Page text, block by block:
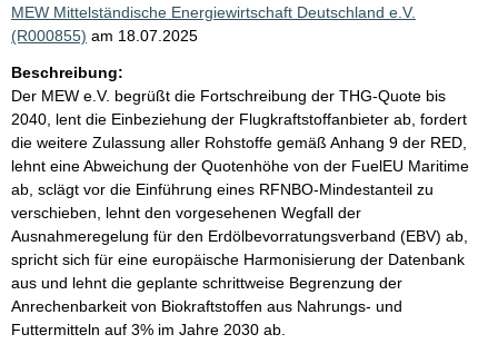
MEW Mittelständische Energiewirtschaft Deutschland e.V.
(R000855) am 18.07.2025
Beschreibung:
Der MEW e.V. begrüßt die Fortschreibung der THG-Quote bis
2040, lent die Einbeziehung der Flugkraftstoffanbieter ab, fordert
die weitere Zulassung aller Rohstoffe gemäß Anhang 9 der RED,
lehnt eine Abweichung der Quotenhöhe von der FuelEU Maritime
ab, sclägt vor die Einführung eines RFNBO-Mindestanteil zu
verschieben, lehnt den vorgesehenen Wegfall der
Ausnahmeregelung für den Erdölbevorratungsverband (EBV) ab,
spricht sich für eine europäische Harmonisierung der Datenbank
aus und lehnt die geplante schrittweise Begrenzung der
Anrechenbarkeit von Biokraftstoffen aus Nahrungs- und
Futtermitteln auf 3% im Jahre 2030 ab.